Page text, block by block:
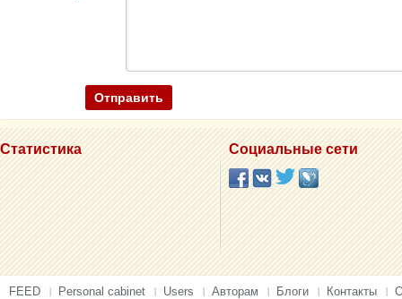
Статистика Социальные сети
FEED Personal cabinet Users Авторам Блоги Контакты